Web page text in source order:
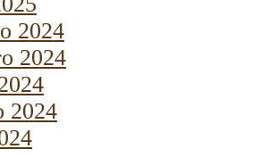
2024
2024
2024